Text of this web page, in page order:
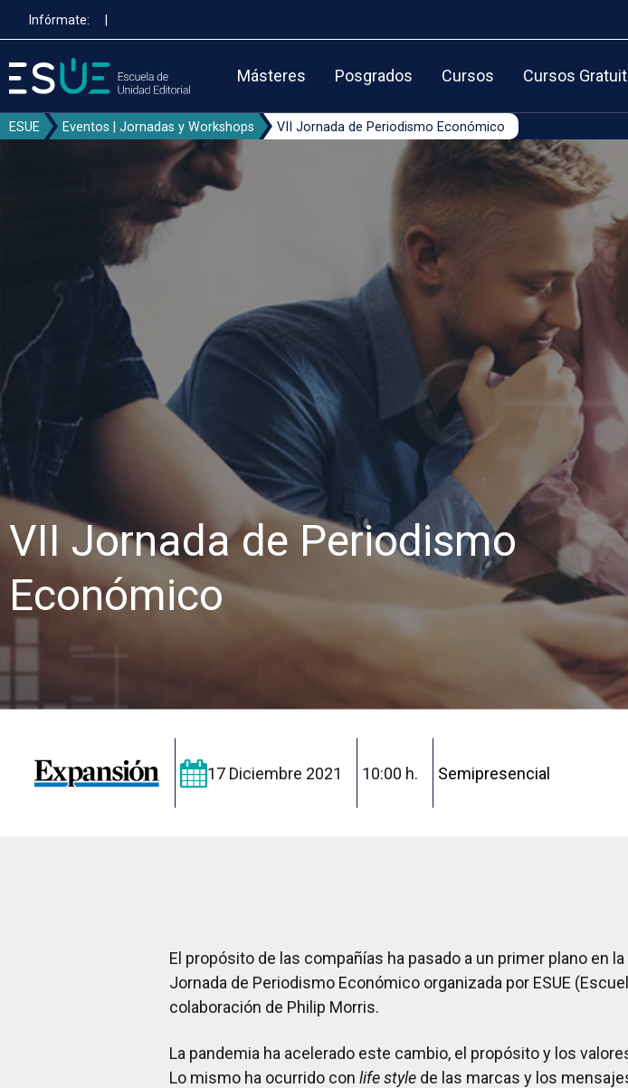
contenido
principal
Infórmate: |
Másteres Posgrados Cursos Cursos
ESUE Eventos | Jornadas y Workshops VII Jornada de Periodismo Económico
VII Jornada de Periodismo
Económico
17 Diciembre 2021 10:00 h. Semipresencial
El propósito de las compañías ha pasado a un primer plano en
Jornada de Periodismo Económico organizada por ESUE
colaboración de Philip Morris.
La pandemia ha acelerado este cambio, el propósito y los
Lo mismo ha ocurrido con life style de las marcas y los